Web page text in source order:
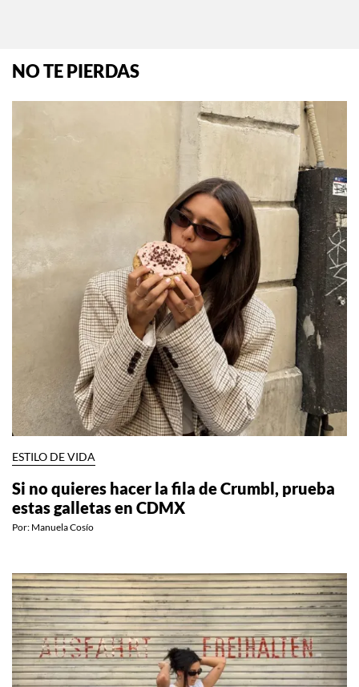
NO TE PIERDAS
ESTILO DE VIDA
Si no quieres hacer la fila de Crumbl, prueba
estas galletas en CDMX
Por: Manuela Cosío